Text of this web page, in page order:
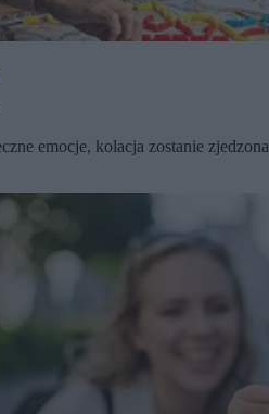
emocje, kolacja zostanie